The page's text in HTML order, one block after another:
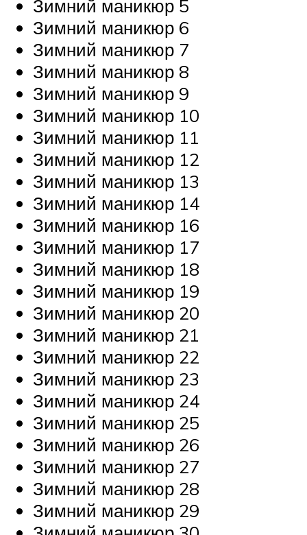
Зимний маникюр 5
Зимний маникюр 6
Зимний маникюр 7
Зимний маникюр 8
Зимний маникюр 9
Зимний маникюр 10
Зимний маникюр 11
Зимний маникюр 12
Зимний маникюр 13
Зимний маникюр 14
Зимний маникюр 16
Зимний маникюр 17
Зимний маникюр 18
Зимний маникюр 19
Зимний маникюр 20
Зимний маникюр 21
Зимний маникюр 22
Зимний маникюр 23
Зимний маникюр 24
Зимний маникюр 25
Зимний маникюр 26
Зимний маникюр 27
Зимний маникюр 28
Зимний маникюр 29